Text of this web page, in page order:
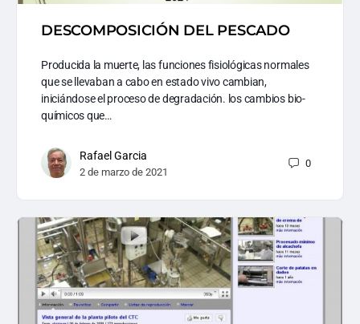
DESCOMPOSICIÓN DEL PESCADO
Producida la muerte, las funciones fisiológicas normales
que se llevaban a cabo en estado vivo cambian,
iniciándose el proceso de degradación. los cambios bio-
químicos que…
Rafael Garcia
2 de marzo de 2021
0